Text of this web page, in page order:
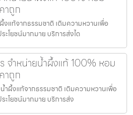
าถูก
แท้จากธรรมชาติ เติมความหวานเพื่อ
โยชน์มากมาย บริการส่งได
จำหน่ายน้ำผึ้งแท้ 100% หอม
าถูก
ผึ้งแท้จากธรรมชาติ เติมความหวานเพื่อ
โยชน์มากมาย บริการส่ง